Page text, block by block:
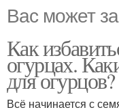
Вас может
Как
огурцах.
для огурцов?
Всё начинается с